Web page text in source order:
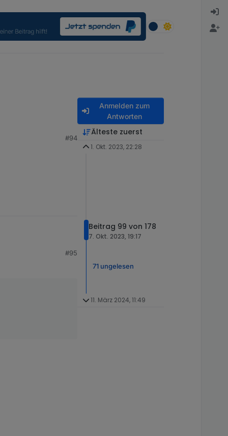
#94
#95
Anmelden zum
Antworten
Älteste zuerst
1. Okt. 2023, 22:28
Beitrag 99 von 178
7. Okt. 2023, 19:17
71 ungelesen
11. März 2024, 11:49